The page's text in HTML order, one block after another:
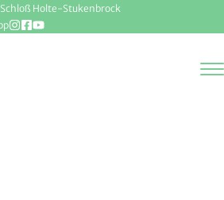
Holte-Stukenbrock